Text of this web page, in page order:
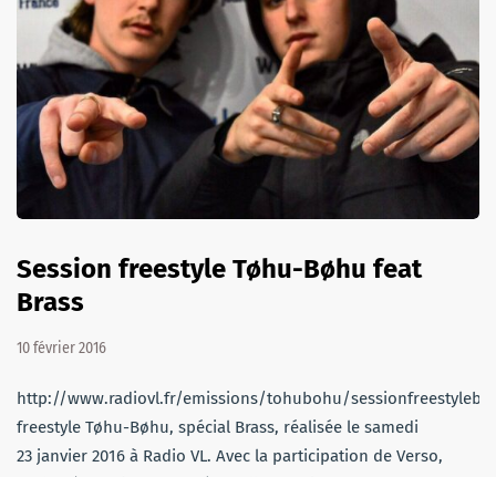
Session freestyle Tøhu-Bøhu feat
Brass
10 février 2016
http://www.radiovl.fr/emissions/tohubohu/
freestyle Tøhu-Bøhu, spécial Brass, réalisée le samedi
23 janvier 2016 à Radio VL. Avec la participation de Verso,